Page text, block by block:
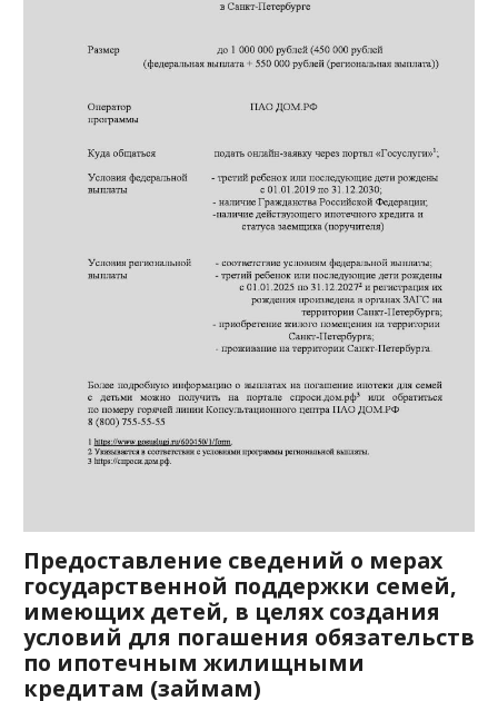
Предоставление сведений о мерах
государственной поддержки семей,
имеющих детей, в целях создания
условий для погашения обязательств
по ипотечным жилищными
кредитам (займам)